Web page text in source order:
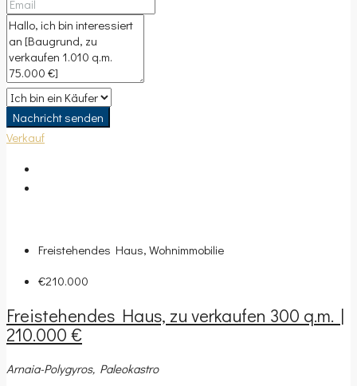
Nachricht senden
Verkauf
Freistehendes Haus, Wohnimmobilie
€210.000
Freistehendes Haus, zu verkaufen 300 q.m. |
210.000 €
Arnaia-Polygyros, Paleokastro